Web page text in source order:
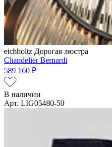
eichholtz Дорогая люстра
Chandelier Bernardi
589 160 ₽
В наличии
Арт. LIG05480-50